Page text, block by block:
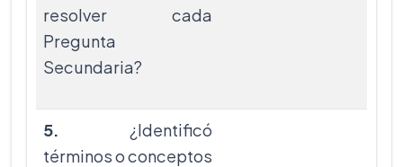
resolver cada
Pregunta
Secundaria?
5. ¿Identificó
términos o conceptos